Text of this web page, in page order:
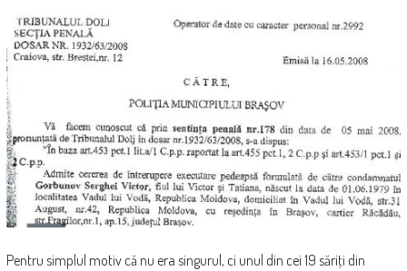
Pentru simplul motiv că nu era singurul, ci unul din cei 19 săriţi din